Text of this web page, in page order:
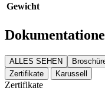
Gewicht
ALLES SEHEN
Zertifikate
Karussell
Zertifikate